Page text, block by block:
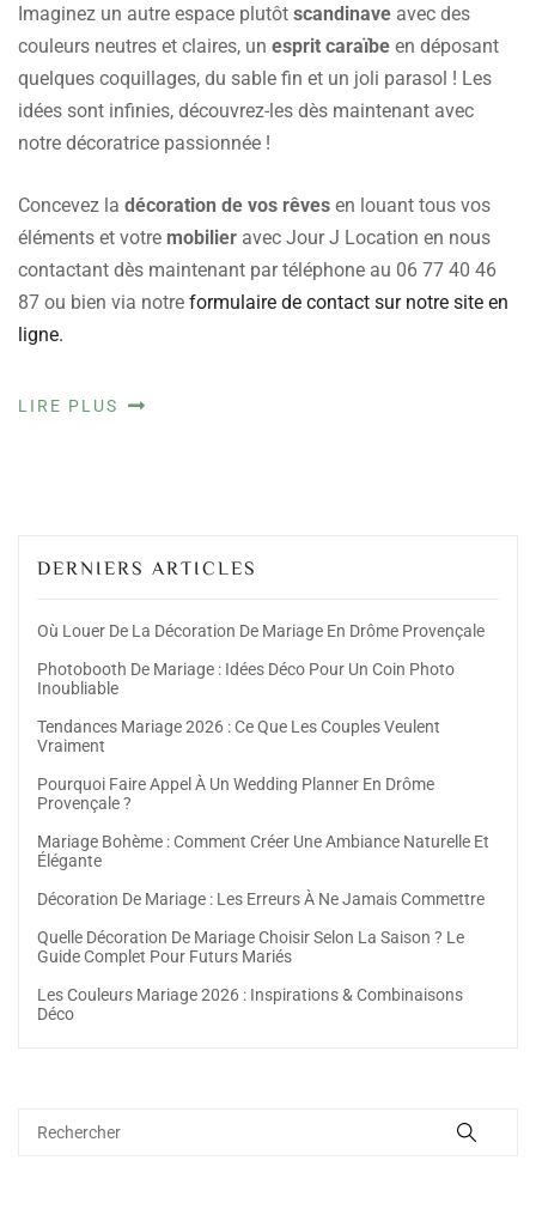
DERNIERS ARTICLES
Où Louer De La Décoration De Mariage En Drôme Provençale
Photobooth De Mariage : Idées Déco Pour Un Coin Photo
Inoubliable
Tendances Mariage 2026 : Ce Que Les Couples Veulent
Vraiment
Pourquoi Faire Appel À Un Wedding Planner En Drôme
Provençale ?
Mariage Bohème : Comment Créer Une Ambiance Naturelle Et
Élégante
Décoration De Mariage : Les Erreurs À Ne Jamais Commettre
Quelle Décoration De Mariage Choisir Selon La Saison ? Le
Guide Complet Pour Futurs Mariés
Les Couleurs Mariage 2026 : Inspirations & Combinaisons
Déco
Imaginez un autre espace plutôt scandinave avec des
couleurs neutres et claires, un esprit caraïbe en déposant
quelques coquillages, du sable fin et un joli parasol ! Les
idées sont infinies, découvrez-les dès maintenant avec
notre décoratrice passionnée !
Concevez la décoration de vos rêves en louant tous vos
éléments et votre mobilier avec Jour J Location en nous
contactant dès maintenant par téléphone au 06 77 40 46
87 ou bien via notre formulaire de contact sur notre site en
ligne.
LIRE PLUS